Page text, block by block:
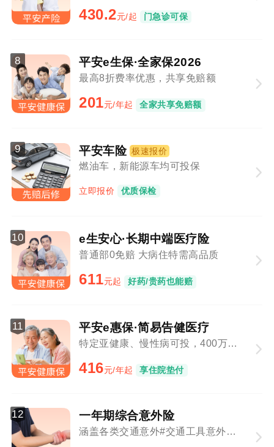
430.2元/起 门急诊可保
8 平安e生保·全家保2026
最高8折费率优惠，共享免赔额
201元/年起 全家共享免赔额
9 平安车险 极速报价
燃油车，新能源车均可投保
立即报价 优质保检
10 e生安心·长期中端医疗险
普通部0免赔 大病住特需高品质
611元起 好药/贵药也能赔
11 平安e惠保·简易告健医疗
特定亚健康、慢性病可投，400万保障总额
416元/年起 享住院垫付
12 一年期综合意外险
涵盖各类交通意外#交通工具意外与意外事故叠加赔付